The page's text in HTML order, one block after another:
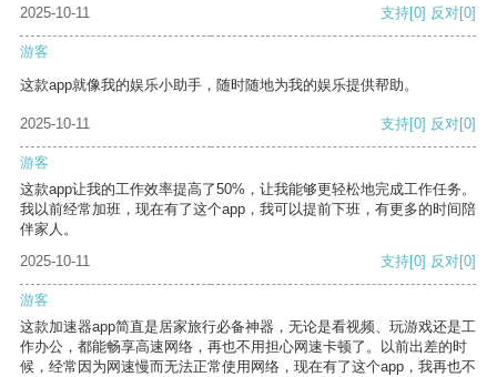
2025-10-11 支持[0] 反对[0]
游客
这款app就像我的娱乐小助手，随时随地为我的娱乐提供帮助。
2025-10-11 支持[0] 反对[0]
游客
这款app让我的工作效率提高了50%，让我能够更轻松地完成工作任务。
我以前经常加班，现在有了这个app，我可以提前下班，有更多的时间陪
伴家人。
2025-10-11
支持[0] 反对[0]
游客
这款加速器app简直是居家旅行必备神器，无论是看视频、玩游戏还是工
作办公，都能畅享高速网络，再也不用担心网速卡顿了。以前出差的时
候，经常因为网速慢而无法正常使用网络，现在有了这个app，我再也不